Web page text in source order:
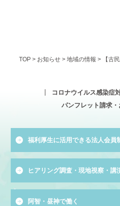
TOP> お知らせ> 地域の情報 > 【古
コロナウイルス感染症
パンフレット請求
福利厚生に活用できる法人会員
ヒアリング調査・現地視察・講
阿智・昼神で働く